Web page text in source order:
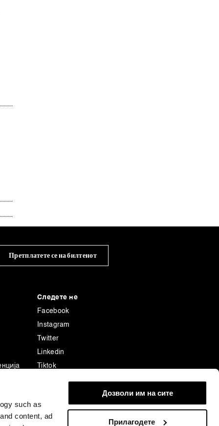
such as
content, ad
Дозволи им на сите
Прилагодете
Претплатете се на билтенот
Следете не
Facebook
Instagram
Twitter
Linkedin
Tiktok